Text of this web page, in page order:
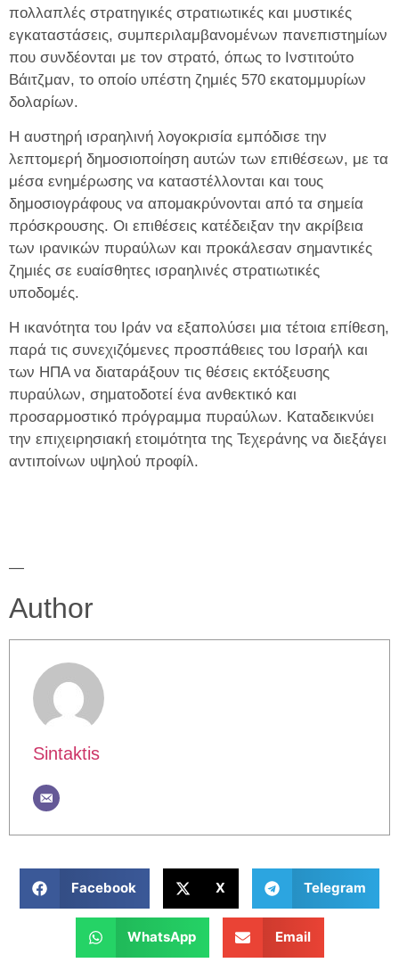
πολλαπλές στρατηγικές στρατιωτικές και μυστικές
εγκαταστάσεις, συμπεριλαμβανομένων πανεπιστημίων
που συνδέονται με τον στρατό, όπως το Ινστιτούτο
Βάιτζμαν, το οποίο υπέστη ζημιές 570 εκατομμυρίων
δολαρίων.
Η αυστηρή ισραηλινή λογοκρισία εμπόδισε την
λεπτομερή δημοσιοποίηση αυτών των επιθέσεων, με τα
μέσα ενημέρωσης να καταστέλλονται και τους
δημοσιογράφους να απομακρύνονται από τα σημεία
πρόσκρουσης. Οι επιθέσεις κατέδειξαν την ακρίβεια
των ιρανικών πυραύλων και προκάλεσαν σημαντικές
ζημιές σε ευαίσθητες ισραηλινές στρατιωτικές
υποδομές.
Η ικανότητα του Ιράν να εξαπολύσει μια τέτοια επίθεση,
παρά τις συνεχιζόμενες προσπάθειες του Ισραήλ και
των ΗΠΑ να διαταράξουν τις θέσεις εκτόξευσης
πυραύλων, σηματοδοτεί ένα ανθεκτικό και
προσαρμοστικό πρόγραμμα πυραύλων. Καταδεικνύει
την επιχειρησιακή ετοιμότητα της Τεχεράνης να διεξάγει
αντιποίνων υψηλού προφίλ.
—
Author
Sintaktis
Facebook X Telegram
WhatsApp Email